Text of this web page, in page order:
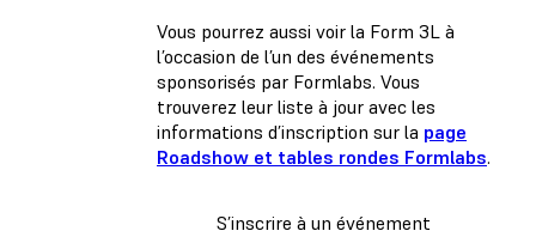
Vous pourrez aussi voir la Form 3L à
l’occasion de l’un des événements
sponsorisés par Formlabs. Vous
trouverez leur liste à jour avec les
informations d’inscription sur la page
Roadshow et tables rondes Formlabs.
S’inscrire à un événement